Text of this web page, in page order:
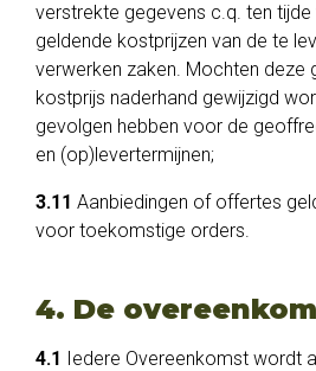
verstrekte gegevens c.q. ten
geldende kostprijzen van de te
verwerken zaken. Mochten deze
kostprijs naderhand gewijzigd
gevolgen hebben voor de
en (op)levertermijnen;
3.11 Aanbiedingen of offertes
voor toekomstige orders.
4. De
4.1 Iedere Overeenkomst wordt